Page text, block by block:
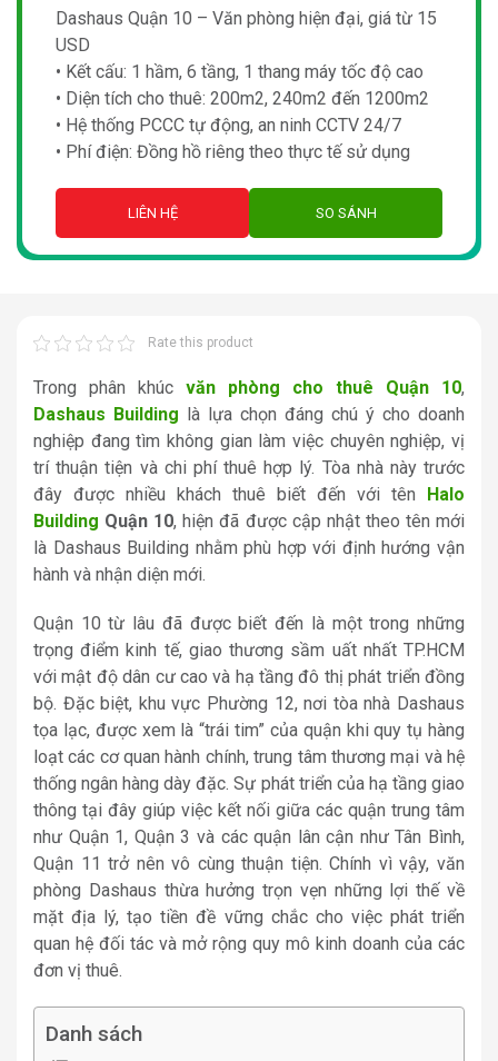
Dashaus Quận 10 – Văn phòng hiện đại, giá từ 15
USD
• Kết cấu: 1 hầm, 6 tầng, 1 thang máy tốc độ cao
• Diện tích cho thuê: 200m2, 240m2 đến 1200m2
• Hệ thống PCCC tự động, an ninh CCTV 24/7
• Phí điện: Đồng hồ riêng theo thực tế sử dụng
LIÊN HỆ SO SÁNH
Rate this product
Trong phân khúc văn phòng cho thuê Quận 10,
Dashaus Building là lựa chọn đáng chú ý cho doanh
nghiệp đang tìm không gian làm việc chuyên nghiệp, vị
trí thuận tiện và chi phí thuê hợp lý. Tòa nhà này trước
đây được nhiều khách thuê biết đến với tên
Halo
Building Quận 10, hiện đã được cập nhật theo tên mới
là Dashaus Building nhằm phù hợp với định hướng vận
hành và nhận diện mới.
Quận 10 từ lâu đã được biết đến là một trong những
trọng điểm kinh tế, giao thương sầm uất nhất TP.HCM
với mật độ dân cư cao và hạ tầng đô thị phát triển đồng
bộ. Đặc biệt, khu vực Phường 12, nơi tòa nhà Dashaus
tọa lạc, được xem là “trái tim” của quận khi quy tụ hàng
loạt các cơ quan hành chính, trung tâm thương mại và hệ
thống ngân hàng dày đặc. Sự phát triển của hạ tầng giao
thông tại đây giúp việc kết nối giữa các quận trung tâm
như Quận 1, Quận 3 và các quận lân cận như Tân Bình,
Quận 11 trở nên vô cùng thuận tiện. Chính vì vậy, văn
phòng Dashaus thừa hưởng trọn vẹn những lợi thế về
mặt địa lý, tạo tiền đề vững chắc cho việc phát triển
quan hệ đối tác và mở rộng quy mô kinh doanh của các
đơn vị thuê.
Danh sách